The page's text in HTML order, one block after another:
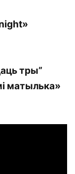
тры”
матылька»